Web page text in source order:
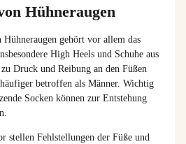
Hühneraugen
gehört vor allem das
High Heels und Schuhe aus
Druck und Reibung an den Füßen
betroffen als Männer. Wichtig
Socken können zur Entstehung
stellen Fehlstellungen der Füße und